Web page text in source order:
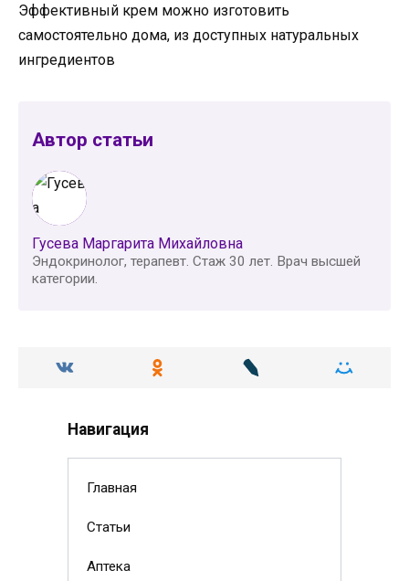
Эффективный крем можно изготовить
самостоятельно дома, из доступных натуральных
ингредиентов
Автор статьи
Гусева Маргарита Михайловна
Эндокринолог, терапевт. Стаж 30 лет. Врач высшей
категории.
Навигация
Главная
Статьи
Аптека